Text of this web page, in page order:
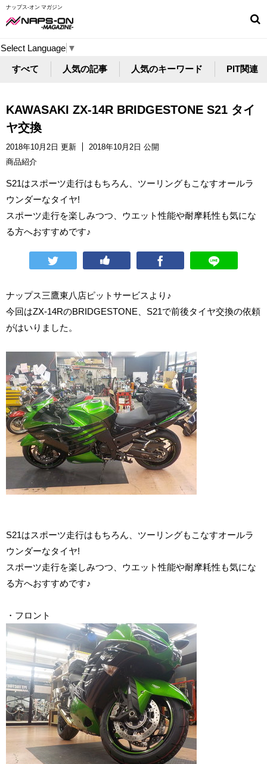
ナップス-オン マガジン
Select Language ▼
すべて 人気の記事 人気のキーワード PIT関連
KAWASAKI ZX-14R BRIDGESTONE S21 タイ
ヤ交換
2018年10月2日 更新
2018年10月2日 公開
商品紹介
S21はスポーツ走行はもちろん、ツーリングもこなすオールラ
ウンダーなタイヤ!
スポーツ走行を楽しみつつ、ウエット性能や耐摩耗性も気にな
る方へおすすめです♪
ナップス三鷹東八店ピットサービスより♪
今回はZX-14RのBRIDGESTONE、S21で前後タイヤ交換の依頼
がはいりました。
S21はスポーツ走行はもちろん、ツーリングもこなすオールラ
ウンダーなタイヤ!
スポーツ走行を楽しみつつ、ウエット性能や耐摩耗性も気にな
る方へおすすめです♪
・フロント